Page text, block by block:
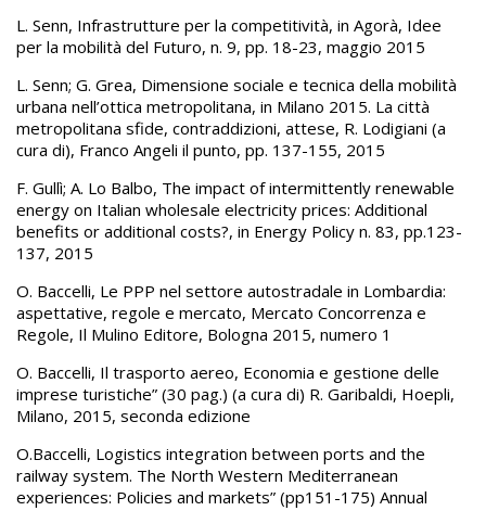
L. Senn, Infrastrutture per la competitività, in Agorà, Idee
per la mobilità del Futuro, n. 9, pp. 18-23, maggio 2015
L. Senn; G. Grea, Dimensione sociale e tecnica della mobilità
urbana nell’ottica metropolitana, in Milano 2015. La città
metropolitana sfide, contraddizioni, attese, R. Lodigiani (a
cura di), Franco Angeli il punto, pp. 137-155, 2015
F. Gullì; A. Lo Balbo, The impact of intermittently renewable
energy on Italian wholesale electricity prices: Additional
benefits or additional costs?, in Energy Policy n. 83, pp.123-
137, 2015
O. Baccelli, Le PPP nel settore autostradale in Lombardia:
aspettative, regole e mercato, Mercato Concorrenza e
Regole, Il Mulino Editore, Bologna 2015, numero 1
O. Baccelli, Il trasporto aereo, Economia e gestione delle
imprese turistiche” (30 pag.) (a cura di) R. Garibaldi, Hoepli,
Milano, 2015, seconda edizione
O.Baccelli, Logistics integration between ports and the
railway system. The North Western Mediterranean
experiences: Policies and markets” (pp151-175) Annual